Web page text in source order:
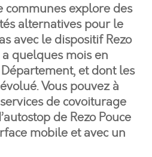
communes explore des
alternatives pour le
avec le dispositif Rezo
quelques mois en
et dont les
Vous pouvez à
de covoiturage
de Rezo Pouce
mobile et avec un